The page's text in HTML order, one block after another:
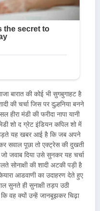
बारात की कोई भी सुगबुगाहट है
की चर्चा जिस पर दुल्हनिया बनने
हीरा मंडी की फरीदा नापा यानी
शो द ग्रेट इंडियन कपिल शो में
यह खबर आई है कि जब अपने
सवाल पूछा तो एक्ट्रेस की दुखती
जवाब दिया उसे सुनकर यह चर्चा
की शादी अटकी पड़ी है
आडवाणी का उदाहरण देते हुए
सुनते ही सुनाक्षी तड़प उठी
वह क्यों उन्हें जानबूझकर चिढ़ा